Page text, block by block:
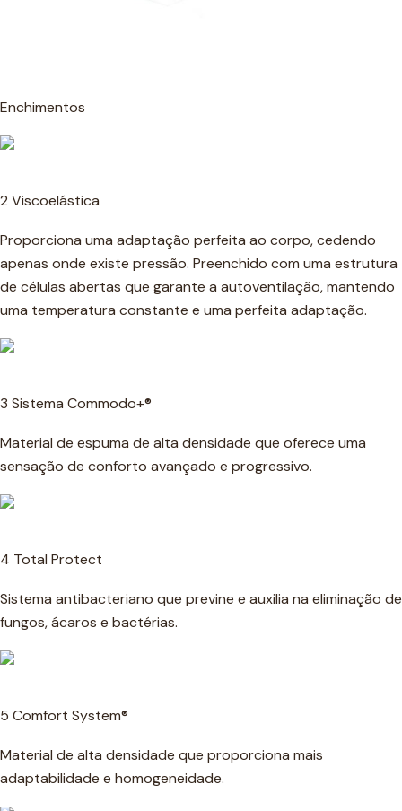
Enchimentos
2 Viscoelástica
Proporciona uma adaptação perfeita ao corpo, cedendo
apenas onde existe pressão. Preenchido com uma estrutura
de células abertas que garante a autoventilação, mantendo
uma temperatura constante e uma perfeita adaptação.
3 Sistema Commodo+®
Material de espuma de alta densidade que oferece uma
sensação de conforto avançado e progressivo.
4 Total Protect
Sistema antibacteriano que previne e auxilia na eliminação de
fungos, ácaros e bactérias.
5 Comfort System®
Material de alta densidade que proporciona mais
adaptabilidade e homogeneidade.